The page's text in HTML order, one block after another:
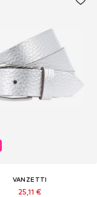
VANZETTI
25,11 €